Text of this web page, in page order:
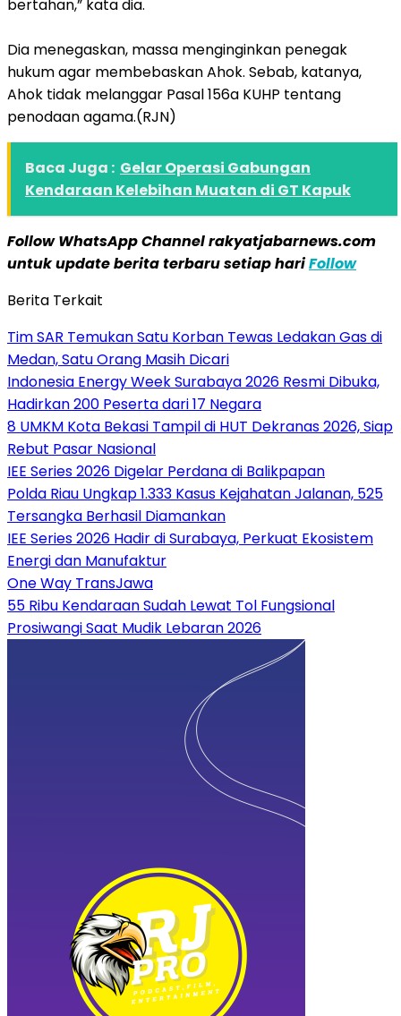
bertahan,” kata dia.
Dia menegaskan, massa menginginkan penegak
hukum agar membebaskan Ahok. Sebab, katanya,
Ahok tidak melanggar Pasal 156a KUHP tentang
penodaan agama.(RJN)
Baca Juga : Gelar Operasi Gabungan
Kendaraan Kelebihan Muatan di GT Kapuk
Follow WhatsApp Channel rakyatjabarnews.com
untuk update berita terbaru setiap hariFollow
Berita Terkait
Tim SAR Temukan Satu Korban Tewas Ledakan Gas di
Medan, Satu Orang Masih Dicari
Indonesia Energy Week Surabaya 2026 Resmi Dibuka,
Hadirkan 200 Peserta dari 17 Negara
8 UMKM Kota Bekasi Tampil di HUT Dekranas 2026, Siap
Rebut Pasar Nasional
IEE Series 2026 Digelar Perdana di Balikpapan
Polda Riau Ungkap 1.333 Kasus Kejahatan Jalanan, 525
Tersangka Berhasil Diamankan
IEE Series 2026 Hadir di Surabaya, Perkuat Ekosistem
Energi dan Manufaktur
One Way TransJawa
55 Ribu Kendaraan Sudah Lewat Tol Fungsional
Prosiwangi Saat Mudik Lebaran 2026